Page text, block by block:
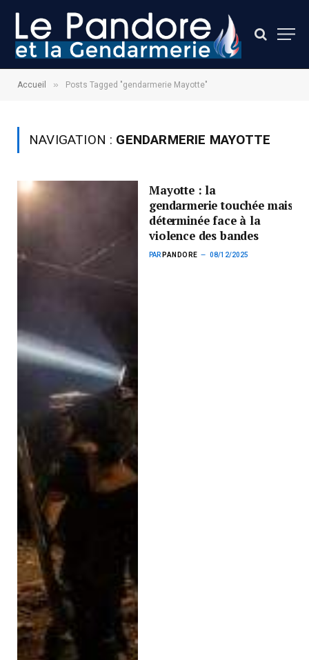
Accueil » Posts Tagged "gendarmerie Mayotte"
NAVIGATION : GENDARMERIE MAYOTTE
Mayotte : la
gendarmerie touchée mais
déterminée face à la
violence des bandes
PAR PANDORE 08/12/2025